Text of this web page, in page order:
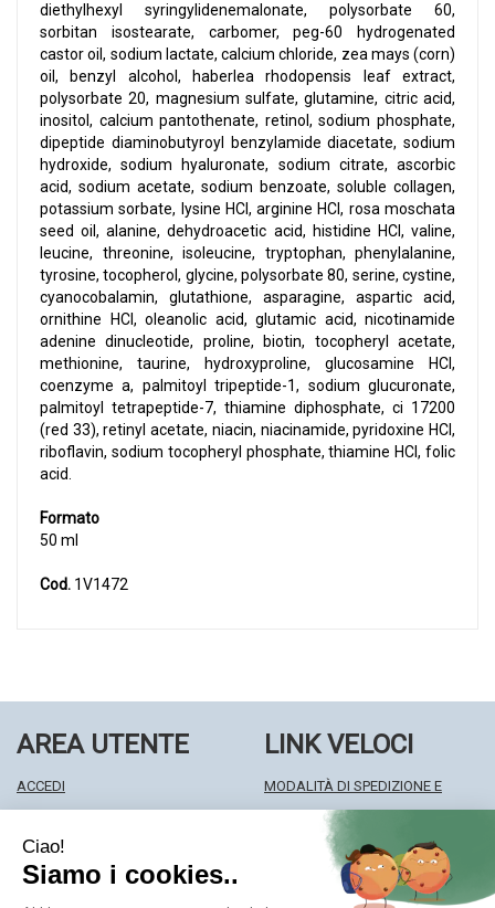
diethylhexyl syringylidenemalonate, polysorbate 60,
sorbitan isostearate, carbomer, peg-60 hydrogenated
castor oil, sodium lactate, calcium chloride, zea mays (corn)
oil, benzyl alcohol, haberlea rhodopensis leaf extract,
polysorbate 20, magnesium sulfate, glutamine, citric acid,
inositol, calcium pantothenate, retinol, sodium phosphate,
dipeptide diaminobutyroyl benzylamide diacetate, sodium
hydroxide, sodium hyaluronate, sodium citrate, ascorbic
acid, sodium acetate, sodium benzoate, soluble collagen,
potassium sorbate, lysine HCl, arginine HCl, rosa moschata
seed oil, alanine, dehydroacetic acid, histidine HCl, valine,
leucine, threonine, isoleucine, tryptophan, phenylalanine,
tyrosine, tocopherol, glycine, polysorbate 80, serine, cystine,
cyanocobalamin, glutathione, asparagine, aspartic acid,
ornithine HCl, oleanolic acid, glutamic acid, nicotinamide
adenine dinucleotide, proline, biotin, tocopheryl acetate,
methionine, taurine, hydroxyproline, glucosamine HCl,
coenzyme a, palmitoyl tripeptide-1, sodium glucuronate,
palmitoyl tetrapeptide-7, thiamine diphosphate, ci 17200
(red 33), retinyl acetate, niacin, niacinamide, pyridoxine HCl,
riboflavin, sodium tocopheryl phosphate, thiamine HCl, folic
acid.
Formato
50 ml
Cod. 1V1472
AREA UTENTE
ACCEDI
WISHLIST
ISCRIZIONE ALLA NEWSLETTER
LINK VELOCI
MODALITÀ DI SPEDIZIONE E
MODALITÀ DI PAGAMENTO
INFORMATIVA PRIVACY